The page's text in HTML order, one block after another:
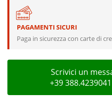
PAGAMENTI SICURI
Paga in sicurezza con carte di
Scrivici un
+39